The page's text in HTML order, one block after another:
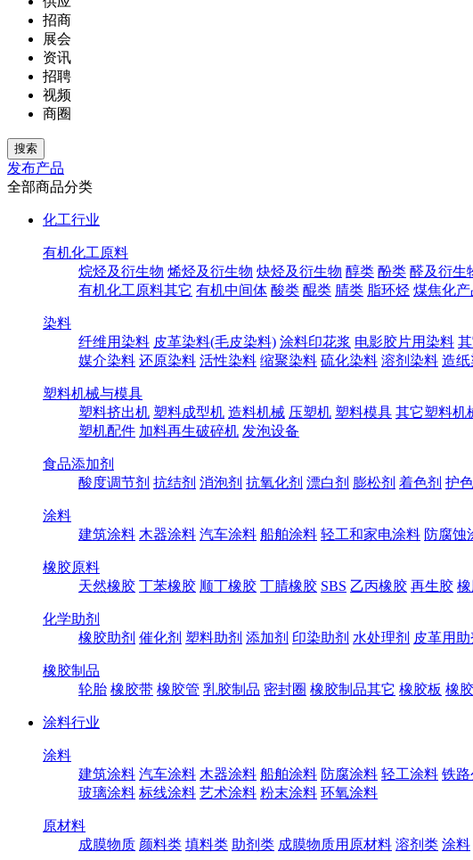
招商
展会
资讯
招聘
视频
商圈
发布产品
全部商品分类
化工行业
有机化工原料
烷烃及衍生物 烯烃及衍生物 炔烃及衍生物 醇类 酚类 醛及衍生
有机化工原料其它 有机中间体 酸类 醌类 腈类 脂环烃 煤焦化产
染料
纤维用染料 皮革染料(毛皮染料) 涂料印花浆 电影胶片用染料
媒介染料 还原染料 活性染料 缩聚染料 硫化染料 溶剂染料 造
塑料机械与模具
塑料挤出机 塑料成型机 造料机械 压塑机 塑料模具 其它塑料机
塑机配件 加料再生破碎机 发泡设备
食品添加剂
酸度调节剂 抗结剂 消泡剂 抗氧化剂 漂白剂 膨松剂 着色剂 护
涂料
建筑涂料 木器涂料 汽车涂料 船舶涂料 轻工和家电涂料 防腐蚀
橡胶原料
天然橡胶 丁苯橡胶 顺丁橡胶 丁腈橡胶 SBS 乙丙橡胶 再生胶
化学助剂
橡胶助剂 催化剂 塑料助剂 添加剂 印染助剂 水处理剂 皮革用助
橡胶制品
轮胎 橡胶带 橡胶管 乳胶制品 密封圈 橡胶制品其它 橡胶板 橡
涂料行业
涂料
建筑涂料 汽车涂料 木器涂料 船舶涂料 防腐涂料 轻工涂料 铁
玻璃涂料 标线涂料 艺术涂料 粉末涂料 环氧涂料
原材料
成膜物质 颜料类 填料类 助剂类 成膜物质用原材料 溶剂类 涂料